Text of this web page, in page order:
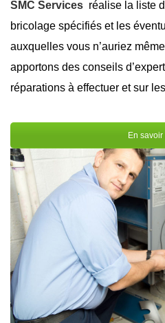
SMC Services réalise la liste
bricolage spécifiés et les
auxquelles vous n’auriez
apportons des conseils
réparations à effectuer et sur
En savoir